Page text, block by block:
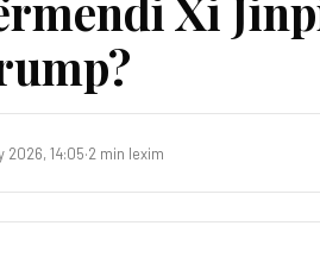
2026, 14:05·2 min lexim